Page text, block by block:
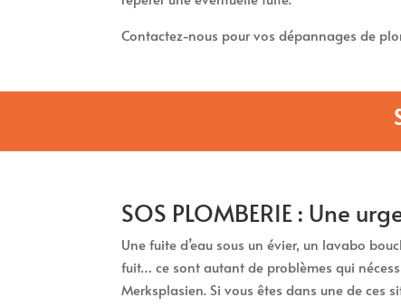
Contactez-nous pour vos dépannages de
SOS PLOMBERIE : Une
Une fuite d’eau sous un évier, un lavabo
fuit… ce sont autant de problèmes qui
Merksplasien. Si vous êtes dans une de ces